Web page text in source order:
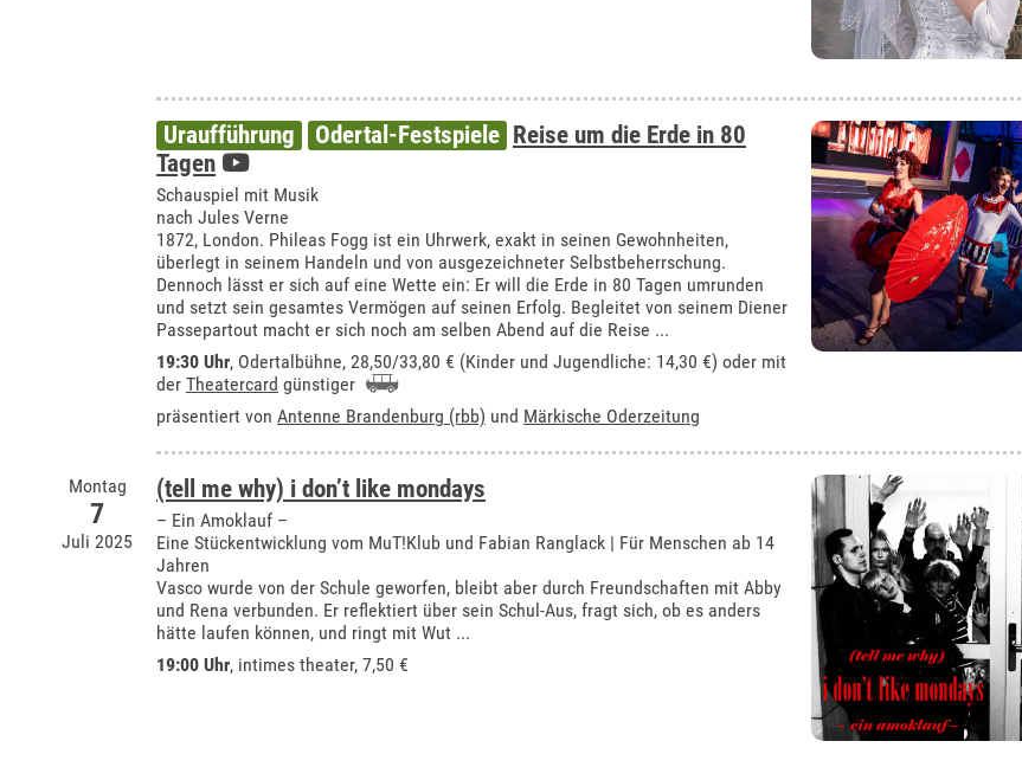
Uraufführung Odertal-Festspiele Reise um die Erde in 80
Tagen
Schauspiel mit Musik
nach Jules Verne
1872, London. Phileas Fogg ist ein Uhrwerk, exakt in seinen Gewohnheiten,
überlegt in seinem Handeln und von ausgezeichneter Selbstbeherrschung.
Dennoch lässt er sich auf eine Wette ein: Er will die Erde in 80 Tagen umrunden
und setzt sein gesamtes Vermögen auf seinen Erfolg. Begleitet von seinem Diener
Passepartout macht er sich noch am selben Abend auf die Reise ...
19:30 Uhr, Odertalbühne, 28,50/33,80 € (Kinder und Jugendliche: 14,30 €) oder mit
der Theatercard günstiger
präsentiert von Antenne Brandenburg (rbb) und Märkische Oderzeitung
Montag
7
Juli 2025
(tell me why) i don’t like mondays
– Ein Amoklauf –
Eine Stückentwicklung vom MuT!Klub und Fabian Ranglack | Für Menschen ab 14
Jahren
Vasco wurde von der Schule geworfen, bleibt aber durch Freundschaften mit Abby
und Rena verbunden. Er reflektiert über sein Schul-Aus, fragt sich, ob es anders
hätte laufen können, und ringt mit Wut ...
19:00 Uhr, intimes theater, 7,50 €